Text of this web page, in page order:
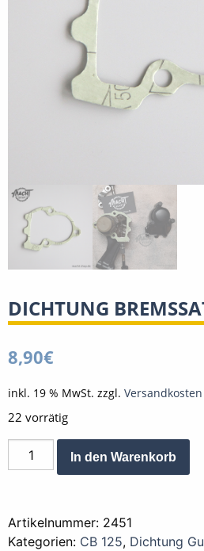
DICHTUNG
8,90€
inkl. 19 % MwSt. zzgl. Versandkosten
22 vorrätig
Dichtung
Bremssattel
Menge
In den Warenkorb
Artikelnummer: 2451
Kategorien: CB 125, Dichtung